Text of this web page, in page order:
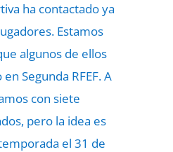
ha contactado ya
Estamos
algunos de ellos
Segunda RFEF. A
con siete
pero la idea es
el 31 de